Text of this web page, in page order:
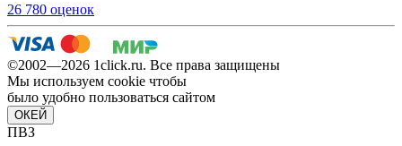
26 780 оценок
©2002—2026 1сlick.ru. Все права защищены
Мы используем cookie чтобы
было удобно пользоваться сайтом
ОКЕЙ
ПВЗ